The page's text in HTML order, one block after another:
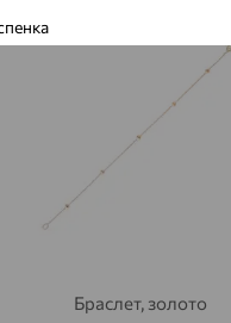
Браслет, золото